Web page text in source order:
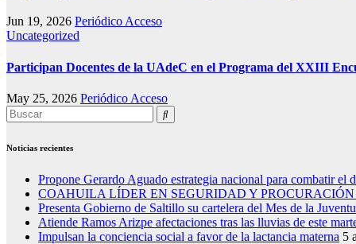
Jun 19, 2026 Periódico Acceso
Uncategorized
Participan Docentes de la UAdeC en el Programa del XXIII
May 25, 2026 Periódico Acceso
Noticias recientes
Propone Gerardo Aguado estrategia nacional para combatir el
COAHUILA LÍDER EN SEGURIDAD Y PROCURACIÓN
Presenta Gobierno de Saltillo su cartelera del Mes de la
Atiende Ramos Arizpe afectaciones tras las lluvias de este
Impulsan la conciencia social a favor de la lactancia materna 5